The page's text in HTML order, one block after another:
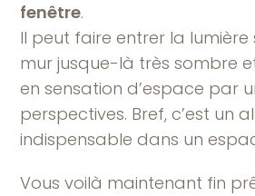
fenêtre.
Il peut faire entrer la
mur jusque-là très sombre
en sensation d’espace par
perspectives. Bref, c’est un
indispensable dans un
Vous voilà maintenant fin